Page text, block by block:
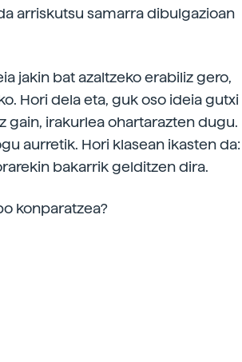
arriskutsu samarra dibulgazioan
jakin bat azaltzeko erabiliz gero,
Hori dela eta, guk oso ideia gutxi
gain, irakurlea ohartarazten dugu.
aurretik. Hori klasean ikasten da:
bakarrik gelditzen dira.
konparatzea?